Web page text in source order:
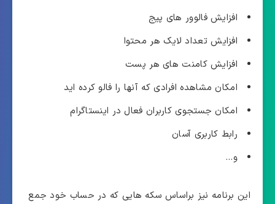
افزایش فالوور های پیج
افزایش تعداد لایک هر محتوا
افزایش کامنت های هر پست
امکان مشاهده افرادی که آنها را فالو کرده اید
امکان جستجوی کاربران فعال در اینستاگرام
رابط کاربری آسان
و…
این برنامه نیز براساس سکه هایی که در حساب خود جمع